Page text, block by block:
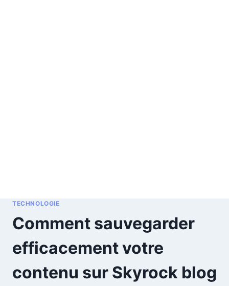
TECHNOLOGIE
Comment sauvegarder
efficacement votre
contenu sur Skyrock blog